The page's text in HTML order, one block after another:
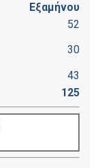
Εξαμήνου
52
30
43
125